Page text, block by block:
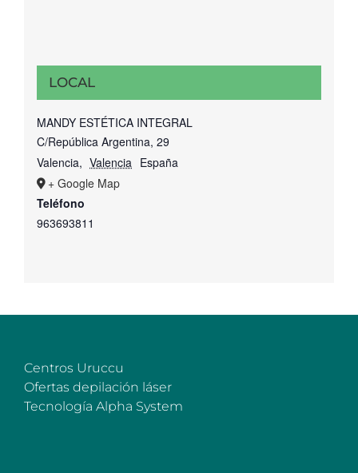
LOCAL
MANDY ESTÉTICA INTEGRAL
C/República Argentina, 29
Valencia, Valencia España
+ Google Map
Teléfono
963693811
Centros Uruccu
Ofertas depilación láser
Tecnología Alpha System